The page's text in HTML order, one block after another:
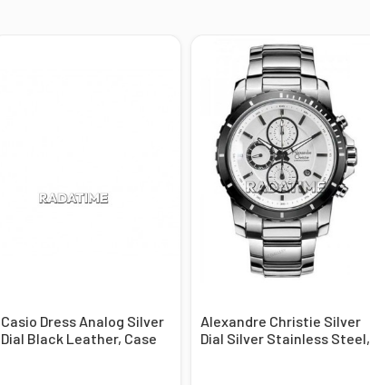
Casio Dress Analog Silver
Dial Black Leather, Case
Alexandre Christie Silver
Dial Silver Stainless Steel,